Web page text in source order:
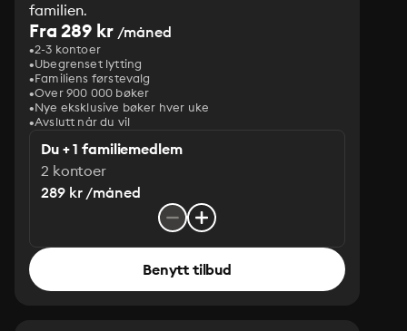
familien.
Fra 289 kr/måned
2-3 kontoer
Ubegrenset lytting
Familiens førstevalg
Over 900 000 bøker
Nye eksklusive bøker hver uke
Avslutt når du vil
Du + 1 familiemedlem
2 kontoer
289 kr /måned
Benytt tilbud